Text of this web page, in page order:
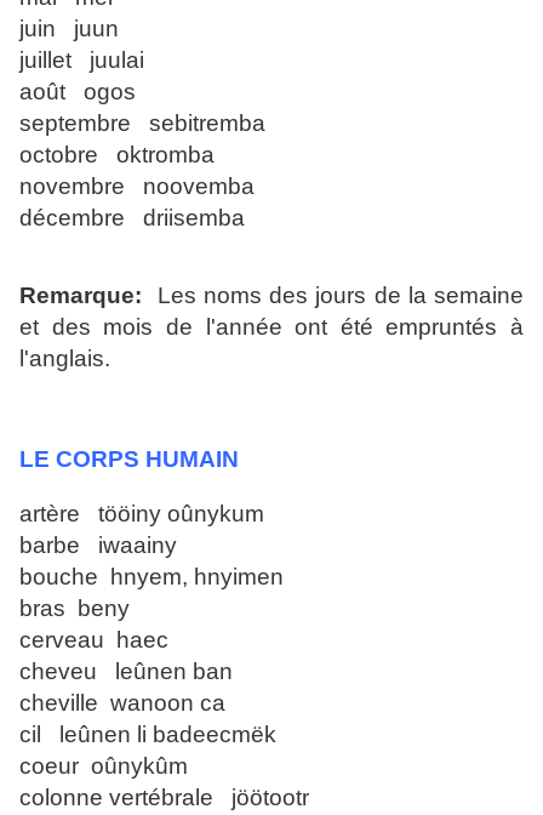
juin juun
juillet juulai
août ogos
septembre sebitremba
octobre oktromba
novembre noovemba
décembre driisemba
Remarque: Les noms des jours de la semaine
et des mois de l'année ont été empruntés à
l'anglais.
LE CORPS HUMAIN
artère tööiny oûnykum
barbe iwaainy
bouche hnyem, hnyimen
bras beny
cerveau haec
cheveu leûnen ban
cheville wanoon ca
cil leûnen li badeecmëk
coeur oûnykûm
colonne vertébrale jöötootr